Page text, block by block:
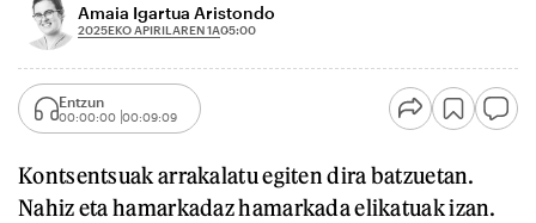
Amaia Igartua Aristondo
2025EKO APIRILAREN 1A05:00
Entzun
00:00:00 00:09:09
Kontsentsuak arrakalatu egiten dira batzuetan.
Nahiz eta hamarkadaz hamarkada elikatuak izan.